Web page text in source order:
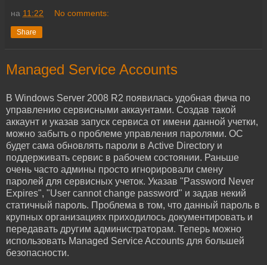
на 11:22 No comments:
Share
Managed Service Accounts
В Windows Server 2008 R2 появилась удобная фича по
управлению сервисными аккаунтами. Создав такой
аккаунт и указав запуск сервиса от имени данной учетки,
можно забыть о проблеме управления паролями. ОС
будет сама обновлять пароли в Active Directory и
поддерживать сервис в рабочем состоянии. Раньше
очень часто админы просто игнорировали смену
паролей для сервисных учеток. Указав "Password Never
Expires", "User cannot change password" и задав некий
статичный пароль. Проблема в том, что данный пароль в
крупных организациях приходилось документировать и
передавать другим администраторам. Теперь можно
использовать Managed Service Accounts для большей
безопасности.